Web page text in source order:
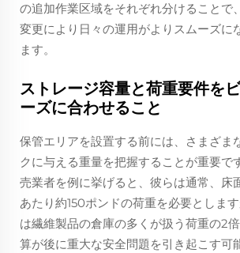
の追加作業区域をそれぞれ分けることで
変更により日々の運用がよりスムーズに
ます。
ストレージ容量と荷重要件を
ーズに合わせること
保管エリアを設置する前には、さまざま
クに与える重量を把握することが重要で
売業者を例に挙げると、彼らは通常、床
あたり約150ポンドの荷重を必要としま
は繊維製品の倉庫の多くが扱う荷重の2
算が後に重大な安全問題を引き起こす可